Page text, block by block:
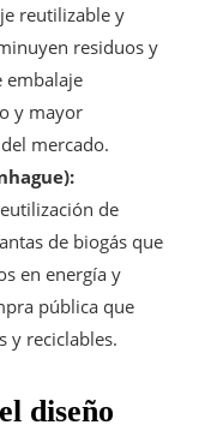
reutilizable y
residuos y
embalaje
y mayor
mercado.
de
de biogás que
en energía y
pública que
y reciclables.
diseño